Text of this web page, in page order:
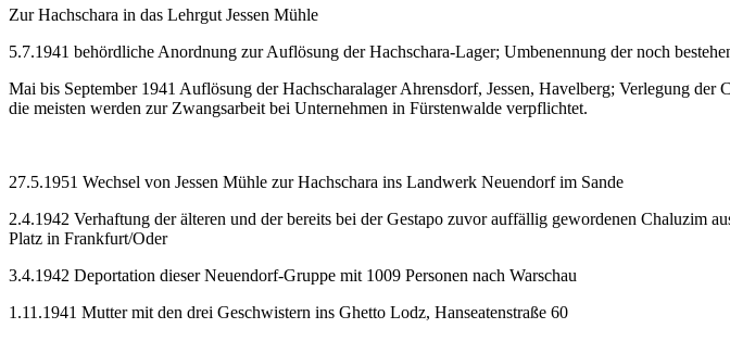
Zur Hachschara in das Lehrgut Jessen Mühle
5.7.1941 behördliche Anordnung zur Auflösung der Hachschara-Lager; Um­be­nen­nung der noch
Mai bis September 1941 Auflösung der Hachscharalager Ahrensdorf, Jessen, Havelberg; Verlegung
die meisten werden zur Zwangsarbeit bei Unternehmen in Fürstenwalde verpflichtet.
27.5.1951 Wechsel von Jessen Mühle zur Hachschara ins Landwerk Neuendorf im Sande
2.4.1942 Verhaftung der älteren und der bereits bei der Gestapo zuvor auffällig gewordenen Chaluzim
Platz in Frankfurt/Oder
3.4.1942 Deportation dieser Neuendorf-Gruppe mit 1009 Personen nach Warschau
1.11.1941 Mutter mit den drei Geschwistern ins Ghetto Lodz, Hanseatenstraße 60